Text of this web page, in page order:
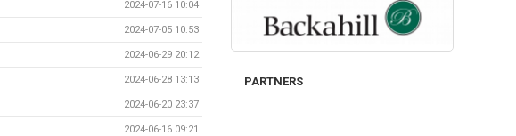
2024-07-16 10:04
2024-07-05 10:53
2024-06-29 20:12
2024-06-28 13:13
2024-06-20 23:37
2024-06-16 09:21
PARTNERS